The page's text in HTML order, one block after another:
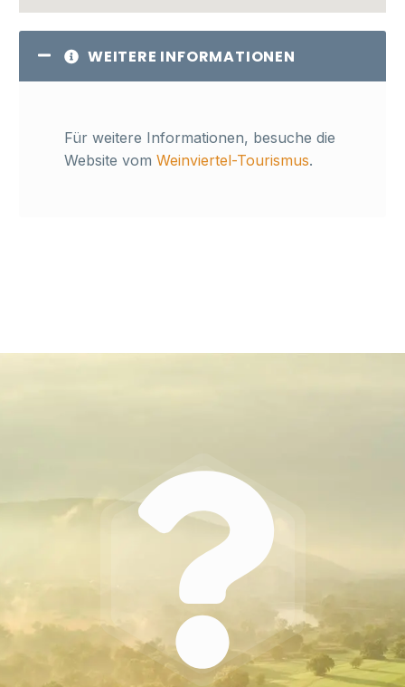
WEITERE INFORMATIONEN
Für weitere Informationen, besuche die
Website vom Weinviertel-Tourismus.